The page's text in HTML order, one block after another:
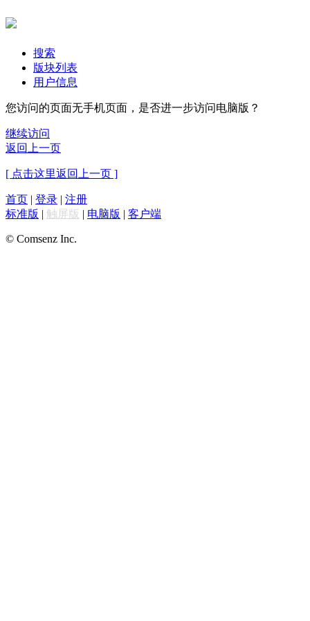
搜索
版块列表
用户信息
您访问的页面无手机页面，是否进一步访问电脑版？
继续访问
返回上一页
[ 点击这里返回上一页 ]
首页 | 登录 | 注册
标准版 | 触屏版 | 电脑版 | 客户端
© Comsenz Inc.